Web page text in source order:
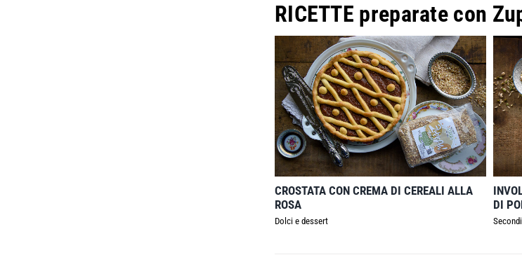
RICETTE preparate con
CROSTATA CON CREMA DI CEREALI ALLA
ROSA
Dolci e dessert
DI